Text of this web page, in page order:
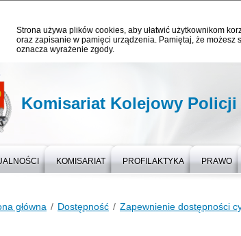
Strona używa plików cookies, aby ułatwić użytkownikom
oraz zapisanie w pamięci urządzenia. Pamiętaj, że
oznacza wyrażenie zgody.
Komisariat Kolejowy Policji
KOMISARIAT PROFILAKTYKA PRAWO
główna Dostępność Zapewnienie dostępności